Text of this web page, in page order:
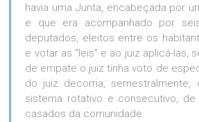
havia uma Junta, encabeçada por
e que era acompanhado por
deputados, eleitos entre os
e votar as “leis” e ao juiz aplicá-las,
de empate o juiz tinha voto de
do juiz decorria, semestralmente,
sistema rotativo e consecutivo,
casados da comunidade.